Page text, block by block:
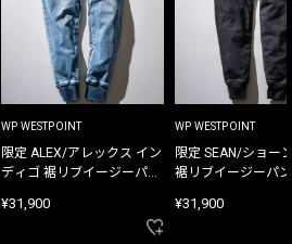
WP WESTPOINT
限定 ALEX/アレックス イン
ディゴ 裾リブイージーパン
¥31,900
WP WESTPOINT
限定 SEAN/ショー
裾リブイージーパ
¥31,900